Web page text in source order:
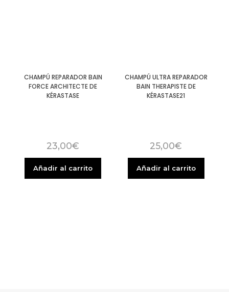
CHAMPÚ REPARADOR BAIN
FORCE ARCHITECTE DE
KÉRASTASE
23,00€
Añadir al carrito
CHAMPÚ ULTRA REPARADOR
BAIN THERAPISTE DE
KÉRASTASE21
25,00€
Añadir al carrito